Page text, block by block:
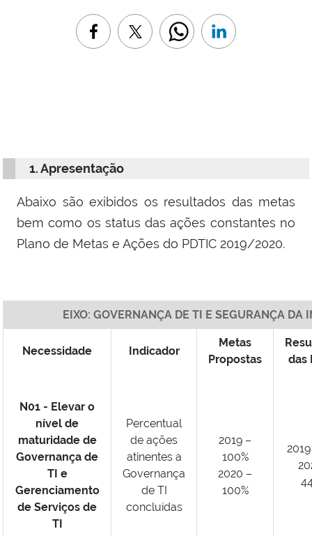
1. Apresentação
Abaixo são exibidos os resultados das metas
bem como os status das ações constantes no
Plano de Metas e Ações do PDTIC 2019/2020.
EIXO: GOVERNANÇA DE TI E SEGURANÇA DA
Necessidade Indicador
Metas
Propostas
das
N01 - Elevar o
nível de
maturidade de
Governança de
TI e
Gerenciamento
de Serviços de
TI
Percentual
de ações
atinentes a
Governança
de TI
concluídas
2019 –
100%
2020 –
100%